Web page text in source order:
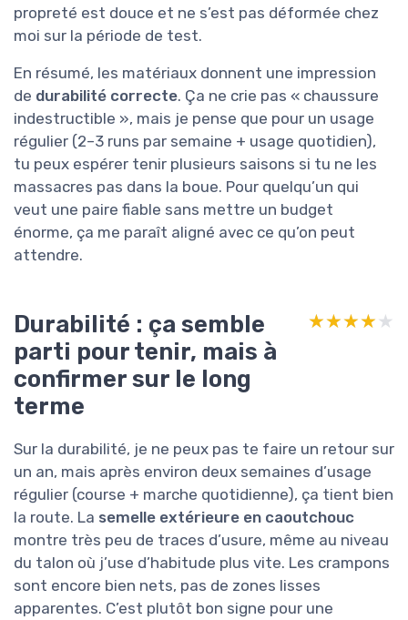
propreté est douce et ne s’est pas déformée chez
moi sur la période de test.
En résumé, les matériaux donnent une impression
de durabilité correcte. Ça ne crie pas « chaussure
indestructible », mais je pense que pour un usage
régulier (2–3 runs par semaine + usage quotidien),
tu peux espérer tenir plusieurs saisons si tu ne les
massacres pas dans la boue. Pour quelqu’un qui
veut une paire fiable sans mettre un budget
énorme, ça me paraît aligné avec ce qu’on peut
attendre.
Durabilité : ça semble
parti pour tenir, mais à
confirmer sur le long
terme
★★★★★
★★★★★
Sur la durabilité, je ne peux pas te faire un retour sur
un an, mais après environ deux semaines d’usage
régulier (course + marche quotidienne), ça tient bien
la route. La semelle extérieure en caoutchouc
montre très peu de traces d’usure, même au niveau
du talon où j’use d’habitude plus vite. Les crampons
sont encore bien nets, pas de zones lisses
apparentes. C’est plutôt bon signe pour une